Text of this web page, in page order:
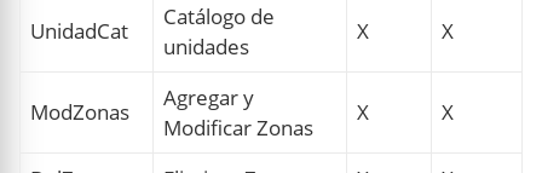
UnidadCat
Catálogo de
unidades
X X
ModZonas
Agregar y
Modificar Zonas
X X